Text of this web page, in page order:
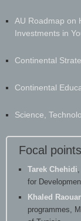
AU Roadmap on
Investments in
Continental
Continental
Science,
Focal points
Tarek Chehidi
for
Khaled
programmes,